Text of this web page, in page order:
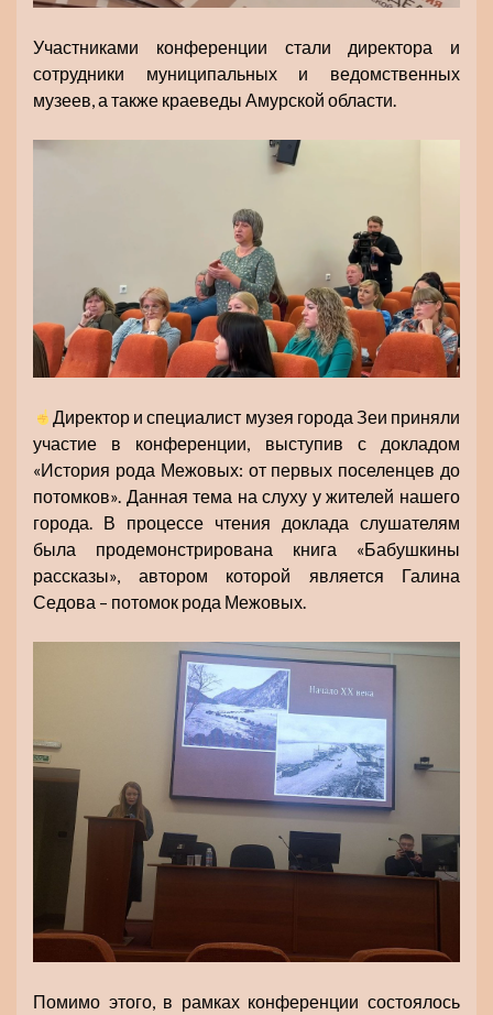
‍Участниками конференции стали директора и
сотрудники муниципальных и ведомственных
музеев, а также краеведы Амурской области.
Директор и специалист музея города Зеи приняли
участие в конференции, выступив с докладом
«История рода Межовых: от первых поселенцев до
потомков». Данная тема на слуху у жителей нашего
города. В процессе чтения доклада слушателям
была продемонстрирована книга «Бабушкины
рассказы», автором которой является Галина
Седова – потомок рода Межовых.
Помимо этого, в рамках конференции состоялось